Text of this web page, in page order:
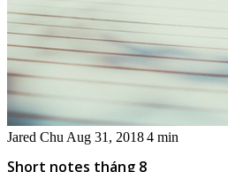
Jared Chu Aug 31, 20184 min
Short notes tháng 8